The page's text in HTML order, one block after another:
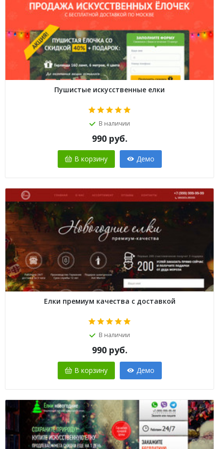
Пушистые искусственные елки
В наличии
990 руб.
В корзину Демо
Елки премиум качества с доставкой
В наличии
990 руб.
В корзину Демо